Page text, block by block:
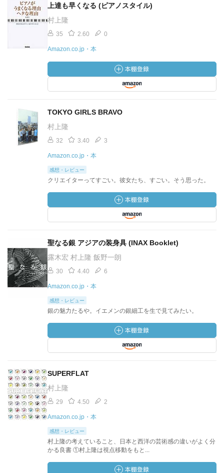
上達も早くなる (ピアノスタイル)
村上隆
35 2.60 0
Amazon.co.jp・本
TOKYO GIRLS BRAVO
村上隆
32 3.40 3
Amazon.co.jp・本
感想・レビュー
クリエイターってすごい。彼女たち、すごい。そう思った。
聖なる銀 アジアの装身具 (INAX Booklet)
露木宏 村上隆 飯野一朗
30 4.40 6
Amazon.co.jp・本
感想・レビュー
銀の魅力たるや。イエメンの銀細工を生で見てみたい。
SUPERFLAT
村上隆
29 4.50 2
Amazon.co.jp・本
感想・レビュー
村上隆の考えていること、日本と西洋の芸術感の違いがよく分
かる良書 ①村上隆は視点移動をもと...